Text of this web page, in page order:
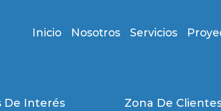
Inicio Nosotros Servicios
De Interés Zona De